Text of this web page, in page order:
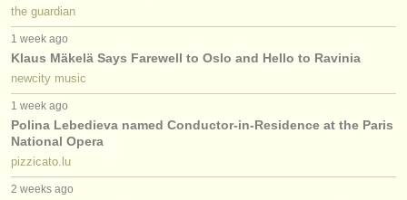
pubblica con noi
find out about our ATS
ATSfaq
accedi
the guardian
1 week ago
Klaus Mäkelä Says Farewell to Oslo and Hello to Ravinia
newcity music
1 week ago
Polina Lebedieva named Conductor-in-Residence at the Paris
National Opera
pizzicato.lu
2 weeks ago